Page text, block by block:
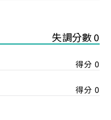
失調分數 0
得分 0
得分 0